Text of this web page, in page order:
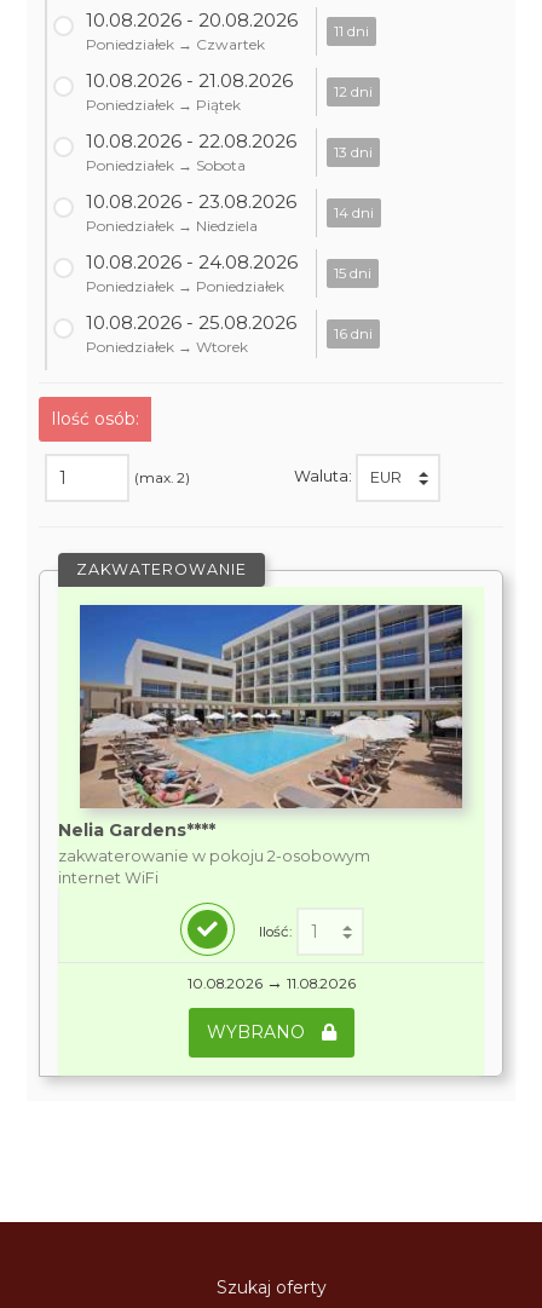
10.08.2026 - 20.08.2026
Poniedziałek → Czwartek
11 dni
10.08.2026 - 21.08.2026
Poniedziałek → Piątek
12 dni
10.08.2026 - 22.08.2026
Poniedziałek → Sobota
13 dni
10.08.2026 - 23.08.2026
Poniedziałek → Niedziela
14 dni
10.08.2026 - 24.08.2026
Poniedziałek → Poniedziałek
15 dni
10.08.2026 - 25.08.2026
Poniedziałek → Wtorek
16 dni
Ilość osób:
(max. 2) Waluta:
ZAKWATEROWANIE
Nelia Gardens****
zakwaterowanie w pokoju 2-osobowym
internet WiFi
Ilość:
10.08.2026 → 11.08.2026
WYBRANO
Szukaj oferty